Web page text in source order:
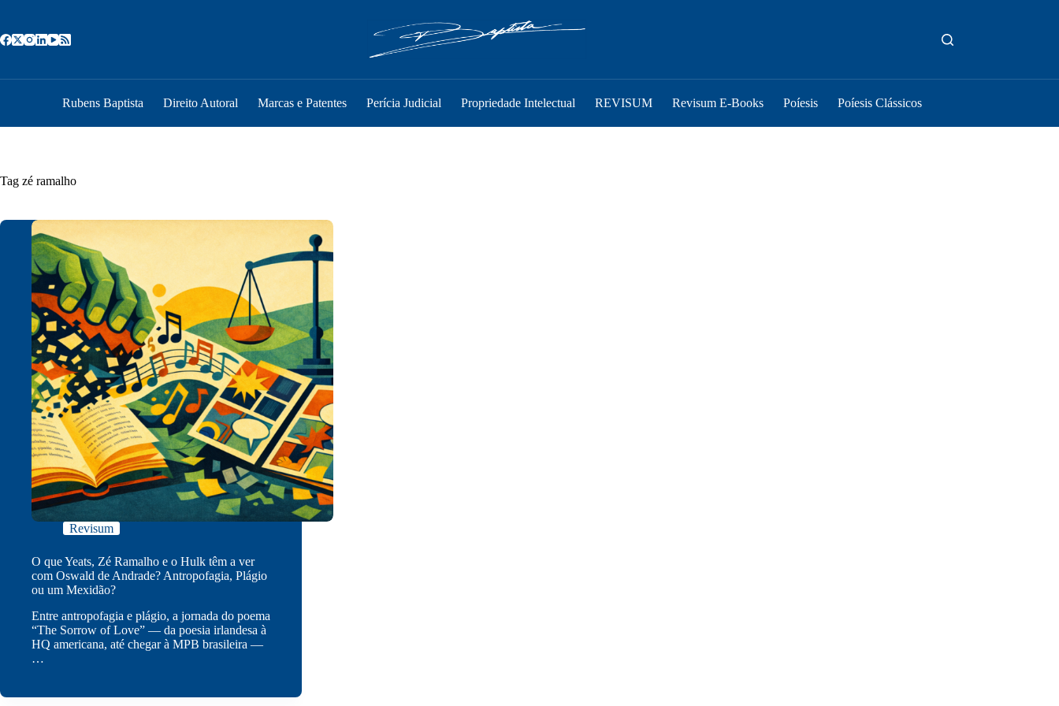
o
conteúdo
Rubens Baptista Direito Autoral Marcas e Patentes Perícia Judicial Propriedade Intelectual REVISUM Revisum E-Books Poíesis Poíesis Clássicos
Tag zé ramalho
Revisum
O que Yeats, Zé Ramalho e o Hulk têm a ver
com Oswald de Andrade? Antropofagia, Plágio
ou um Mexidão?
Entre antropofagia e plágio, a jornada do poema
“The Sorrow of Love” — da poesia irlandesa à
HQ americana, até chegar à MPB brasileira —
…